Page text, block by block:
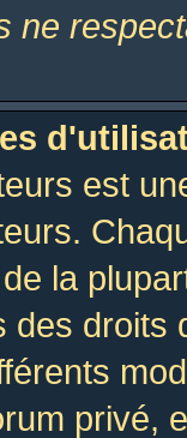
ne
est
la
des
privé,